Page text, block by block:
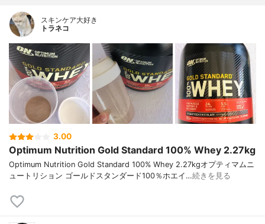
スキンケア大好き
トラネコ
3.00
Optimum Nutrition Gold Standard 100% Whey 2.27kg
Optimum Nutrition Gold Standard 100% Whey 2.27kgオプティマムニ
ュートリション ゴールドスタンダード100％ホエイ…続きを見る